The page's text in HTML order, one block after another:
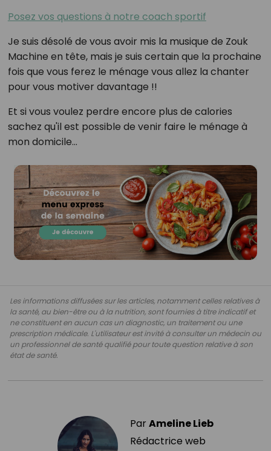
Posez vos questions à notre coach sportif
Je suis désolé de vous avoir mis la musique de Zouk
Machine en tête, mais je suis certain que la prochaine
fois que vous ferez le ménage vous allez la chanter
pour vous motiver davantage !!
Et si vous voulez perdre encore plus de calories
sachez qu'il est possible de venir faire le ménage à
mon domicile...
Les informations diffusées sur les articles, notamment celles relatives à
la santé, au bien-être ou à la nutrition, sont fournies à titre indicatif et
ne constituent en aucun cas un diagnostic, un traitement ou une
prescription médicale. L'utilisateur est invité à consulter un médecin ou
un professionnel de santé qualifié pour toute question relative à son
état de santé.
ParAmeline Lieb
Rédactrice web